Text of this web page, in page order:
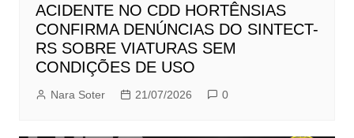
ACIDENTE NO CDD HORTÊNSIAS
CONFIRMA DENÚNCIAS DO SINTECT-
RS SOBRE VIATURAS SEM
CONDIÇÕES DE USO
Nara Soter 21/07/2026 0